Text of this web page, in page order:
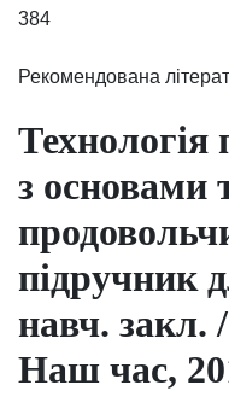
384
Рекомендована
Технологія
з основами
підручник
навч.
Наш час,